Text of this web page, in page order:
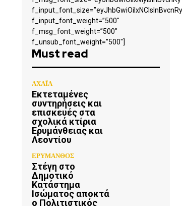
f_input_font_weight=”500″
f_msg_font_weight=”500″
f_unsub_font_weight=”500″]
Must read
ΑΧΑΪΑ
Εκτεταμένες
συντηρήσεις και
επισκευές στα
σχολικά κτίρια
Ερυμάνθειας και
Λεοντίου
ΕΡΥΜΑΝΘΟΣ
Στέγη στο
Δημοτικό
Κατάστημα
Ισώματος αποκτά
ο Πολιτιστικός